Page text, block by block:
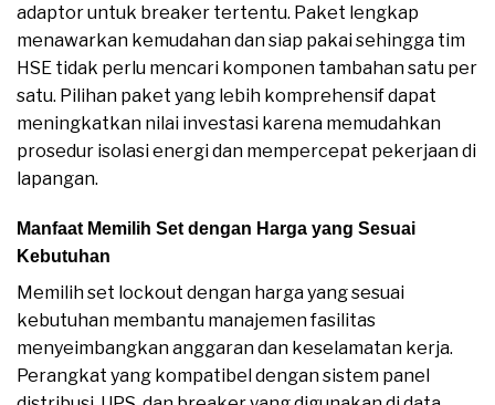
adaptor untuk breaker tertentu. Paket lengkap
menawarkan kemudahan dan siap pakai sehingga tim
HSE tidak perlu mencari komponen tambahan satu per
satu. Pilihan paket yang lebih komprehensif dapat
meningkatkan nilai investasi karena memudahkan
prosedur isolasi energi dan mempercepat pekerjaan di
lapangan.
Manfaat Memilih Set dengan Harga yang Sesuai
Kebutuhan
Memilih set lockout dengan harga yang sesuai
kebutuhan membantu manajemen fasilitas
menyeimbangkan anggaran dan keselamatan kerja.
Perangkat yang kompatibel dengan sistem panel